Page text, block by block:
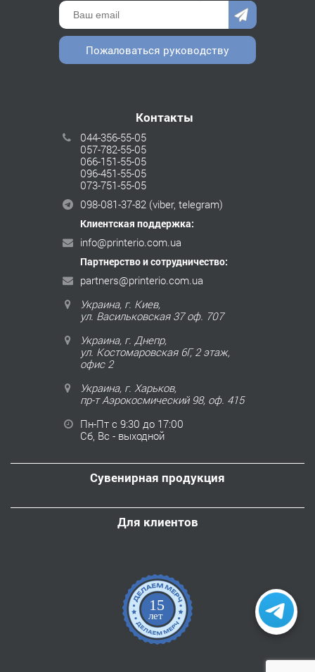
Пожаловаться руководству
Контакты
044-356-55-05
057-782-55-05
066-151-55-05
096-451-55-05
073-751-55-05
098-081-37-82 (viber, telegram)
Клиентская поддержка:
info@printerio.com.ua
Партнерство и сотрудничество:
partners@printerio.com.ua
Украина, г. Киев,
ул. Васильковская 37 оф. 707
Украина, г. Днепр,
ул. Костомаровская 6Г, 2 этаж,
офис 2
Украина, г. Харьков,
пр-т Аэрокосмический 98, оф. 415
Пн-Пт с 9:30 до 17:00
Сб, Вс - выходной
Сувенирная продукция
Для клиентов
15
лет